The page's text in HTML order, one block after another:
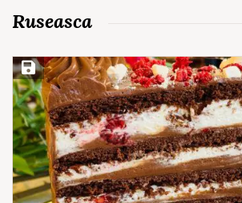
Ruseasca
Save Recipe